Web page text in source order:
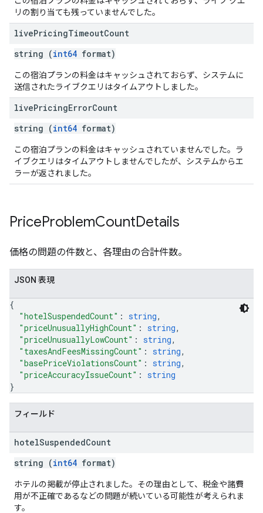
リの割り当ても残っていませんでした。
livePricingTimeoutCount
string (int64 format)
この宿泊プランの料金はキャッシュされておらず、システムに
送信されたライブクエリはタイムアウトしました。
livePricingErrorCount
string (int64 format)
この宿泊プランの料金はキャッシュされていませんでした。ラ
イブクエリはタイムアウトしませんでしたが、システムからエ
ラーが返されました。
PriceProblemCountDetails
価格の問題の件数と、各理由の合計件数。
JSON 表現
{
"hotelSuspendedCount" : string,
"priceUnusuallyHighCount" : string,
"priceUnusuallyLowCount" : string,
"taxesAndFeesMissingCount" : string,
"basePriceViolationsCount" : string,
"priceAccuracyIssueCount" : string
}
フィールド
hotelSuspendedCount
string (int64 format)
ホテルの掲載が停止されました。その理由として、税金や諸費
用が不正確であるなどの問題が続いている可能性が考えられま
す。